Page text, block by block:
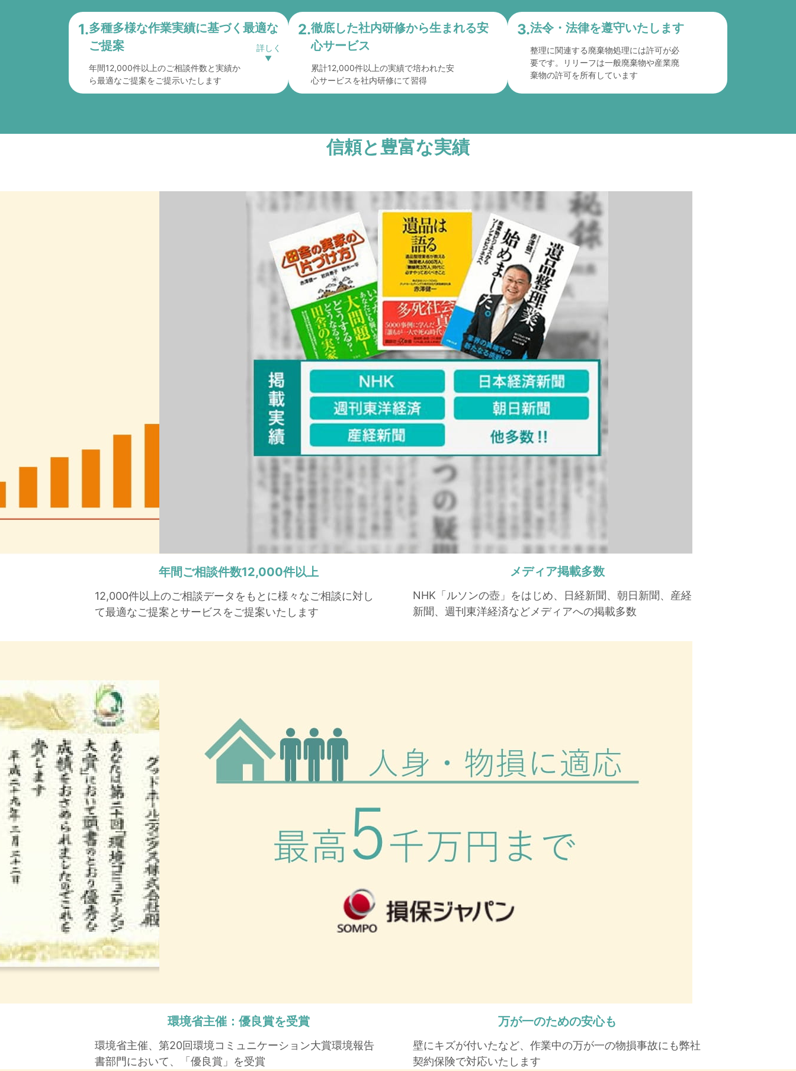
1.多種多様な作業実績に基づく最適な
ご提案
年間12,000件以上のご相談件数と実績か
ら最適なご提案をご提示いたします
2.徹底した社内研修から生まれる安
心サービス
累計12,000件以上の実績で培われた安
心サービスを社内研修にて習得
3.法令・法律を遵守いたします
整理に関連する廃棄物処理には許可が必
要です。リリーフは一般廃棄物や産業廃
棄物の許可を所有しています
信頼と豊富な実績
年間ご相談件数12,000件以上
12,000件以上のご相談データをもとに様々なご相談に対し
て最適なご提案とサービスをご提案いたします
メディア掲載多数
NHK「ルソンの壺」をはじめ、日経新聞、朝日新聞、産経
新聞、週刊東洋経済などメディアへの掲載多数
環境省主催：優良賞を受賞
環境省主催、第20回環境コミュニケーション大賞環境報告
書部門において、「優良賞」を受賞
万が一のための安心も
壁にキズが付いたなど、作業中の万が一の物損事故にも弊社
契約保険で対応いたします